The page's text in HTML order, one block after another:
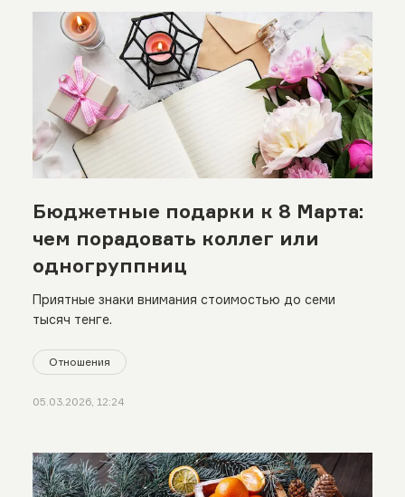
Бюджетные подарки к 8 Марта:
чем порадовать коллег или
одногруппниц
Приятные знаки внимания стоимостью до семи
тысяч тенге.
Отношения
05.03.2026, 12:24